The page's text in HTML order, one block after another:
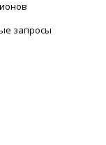
запросы